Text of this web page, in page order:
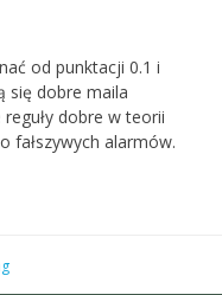
od punktacji 0.1 i
się dobre maila
dobre w teorii
fałszywych alarmów.